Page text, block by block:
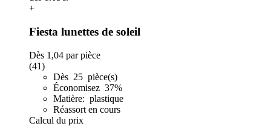
+
Fiesta lunettes de soleil
Dès 1,04 par pièce
(41)
Dès 25 pièce(s)
Économisez 37%
Matière: plastique
Réassort en cours
Calcul du prix